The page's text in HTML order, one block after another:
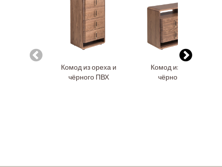
Комод из ореха и
чёрного ПВХ
Комод из ореха и
чёрного ПВХ